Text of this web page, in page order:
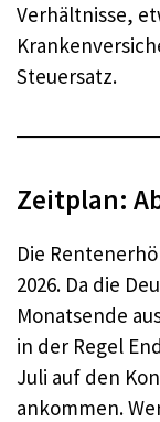
Verhältnisse,
Steuersatz.
Zeitplan:
Die
2026. Da die
Monatsende
in der Regel
Juli auf den
ankommen.